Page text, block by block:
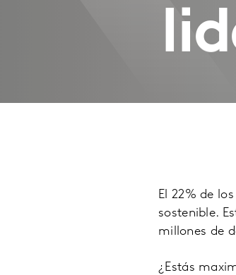
El 22% de
sostenible.
millones de
¿Estás